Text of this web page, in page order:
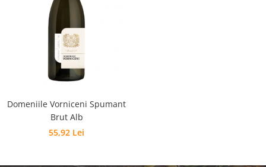
Domeniile Vorniceni Spumant
Brut Alb
55,92 Lei